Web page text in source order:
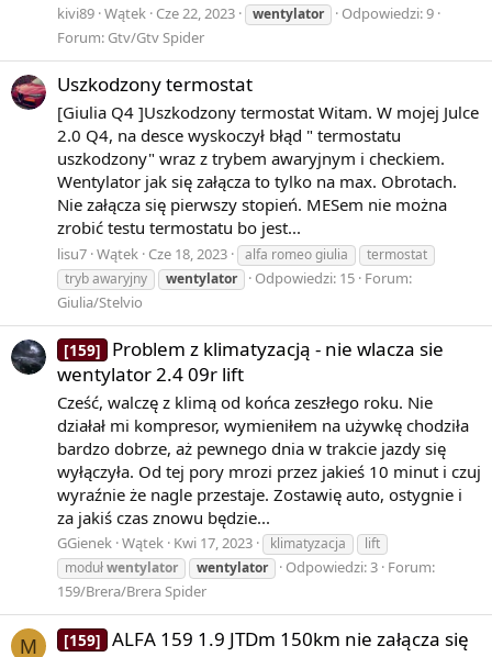
kivi89 Wątek Cze 22, 2023 wentylator
Odpowiedzi: 9
Forum: Gtv/Gtv Spider
Uszkodzony termostat
[Giulia Q4 ]Uszkodzony termostat Witam. W mojej Julce
2.0 Q4, na desce wyskoczył błąd " termostatu
uszkodzony" wraz z trybem awaryjnym i checkiem.
Wentylator jak się załącza to tylko na max. Obrotach.
Nie załącza się pierwszy stopień. MESem nie można
zrobić testu termostatu bo jest...
lisu7 Wątek Cze 18, 2023 alfa romeo giulia
termostat
tryb awaryjny
wentylator Odpowiedzi: 15 Forum:
Giulia/Stelvio
[159]
Problem z klimatyzacją - nie wlacza sie
wentylator 2.4 09r lift
Cześć, walczę z klimą od końca zeszłego roku. Nie
działał mi kompresor, wymieniłem na używkę chodziła
bardzo dobrze, aż pewnego dnia w trakcie jazdy się
wyłączyła. Od tej pory mrozi przez jakieś 10 minut i czuj
wyraźnie że nagle przestaje. Zostawię auto, ostygnie i
za jakiś czas znowu będzie...
GGienek Wątek Kwi 17, 2023 klimatyzacja
lift
modułwentylator wentylator Odpowiedzi: 3 Forum:
159/Brera/Brera Spider
M [159] ALFA 159 1.9 JTDm 150km nie załącza się